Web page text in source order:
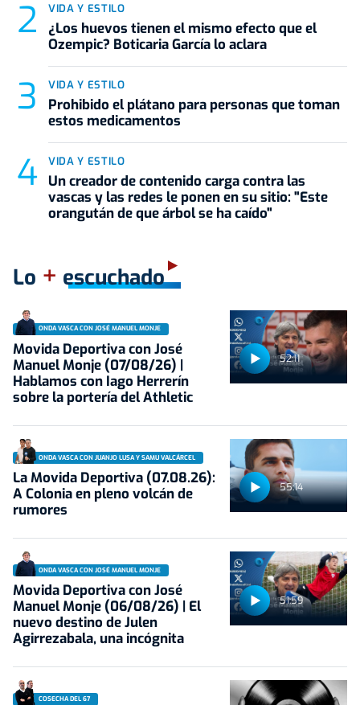
VIDA Y ESTILO
¿Los huevos tienen el mismo efecto que el
Ozempic? Boticaria García lo aclara
VIDA Y ESTILO
Prohibido el plátano para personas que toman
estos medicamentos
VIDA Y ESTILO
Un creador de contenido carga contra las
vascas y las redes le ponen en su sitio: "Este
orangután de que árbol se ha caído"
Lo + escuchado
52:11
ONDA VASCA CON JOSÉ MANUEL MONJE
Movida Deportiva con José
Manuel Monje (07/08/26) |
Hablamos con Iago Herrerín
sobre la portería del Athletic
55:14
ONDA VASCA CON JUANJO LUSA Y SAMU VALCÁRCEL
La Movida Deportiva (07.08.26):
A Colonia en pleno volcán de
rumores
51:59
ONDA VASCA CON JOSÉ MANUEL MONJE
Movida Deportiva con José
Manuel Monje (06/08/26) | El
nuevo destino de Julen
Agirrezabala, una incógnita
COSECHA DEL 67